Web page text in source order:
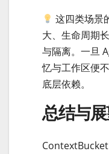
这四类场景
大、生命周期
与隔离。一旦
忆与工作区便
底层依赖。
总结与